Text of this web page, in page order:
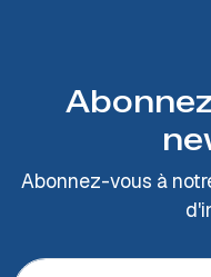
Abonnez-vous à